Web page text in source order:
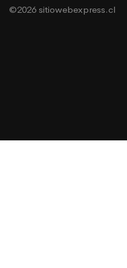
©2026 sitiowebexpress.cl